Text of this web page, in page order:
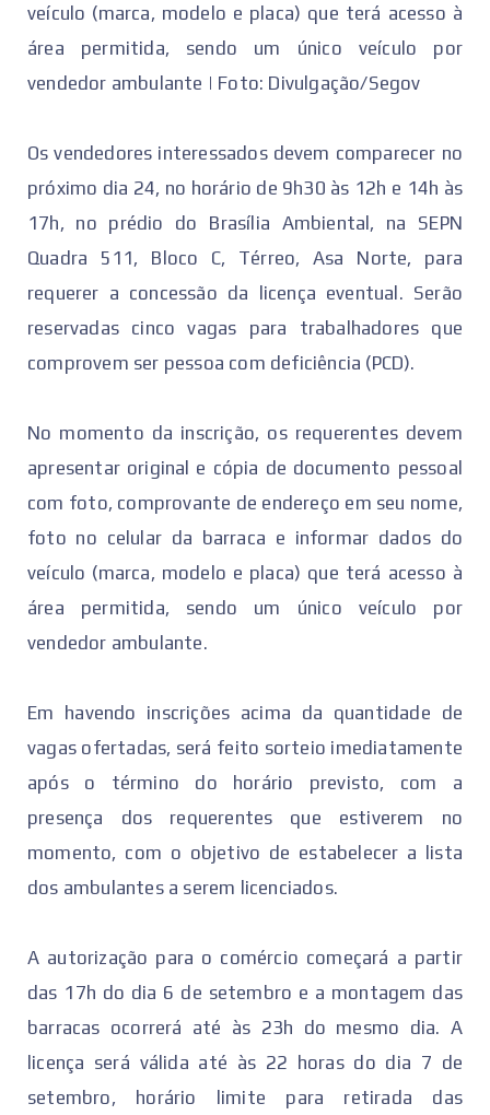
veículo (marca, modelo e placa) que terá acesso à
área permitida, sendo um único veículo por
vendedor ambulante | Foto: Divulgação/Segov
Os vendedores interessados devem comparecer no
próximo dia 24, no horário de 9h30 às 12h e 14h às
17h, no prédio do Brasília Ambiental, na SEPN
Quadra 511, Bloco C, Térreo, Asa Norte, para
requerer a concessão da licença eventual. Serão
reservadas cinco vagas para trabalhadores que
comprovem ser pessoa com deficiência (PCD).
No momento da inscrição, os requerentes devem
apresentar original e cópia de documento pessoal
com foto, comprovante de endereço em seu nome,
foto no celular da barraca e informar dados do
veículo (marca, modelo e placa) que terá acesso à
área permitida, sendo um único veículo por
vendedor ambulante.
Em havendo inscrições acima da quantidade de
vagas ofertadas, será feito sorteio imediatamente
após o término do horário previsto, com a
presença dos requerentes que estiverem no
momento, com o objetivo de estabelecer a lista
dos ambulantes a serem licenciados.
A autorização para o comércio começará a partir
das 17h do dia 6 de setembro e a montagem das
barracas ocorrerá até às 23h do mesmo dia. A
licença será válida até às 22 horas do dia 7 de
setembro, horário limite para retirada das